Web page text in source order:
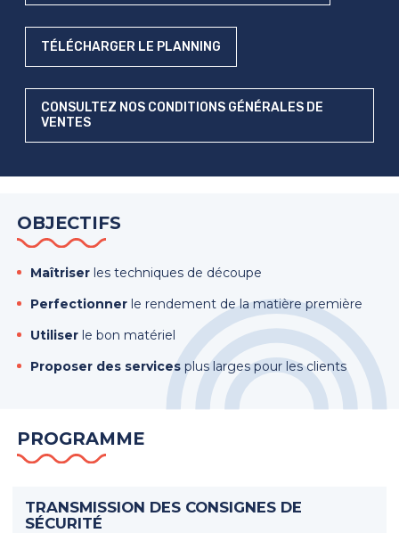
TÉLÉCHARGER LE PLANNING
CONSULTEZ NOS CONDITIONS GÉNÉRALES DE
VENTES
OBJECTIFS
Maîtriser les techniques de découpe
Perfectionner le rendement de la matière première
Utiliser le bon matériel
Proposer des services plus larges pour les clients
PROGRAMME
TRANSMISSION DES CONSIGNES DE
SÉCURITÉ